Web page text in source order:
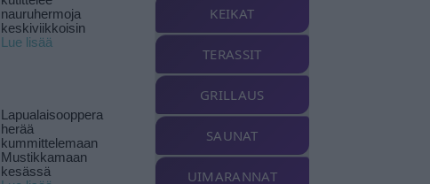
nauruhermoja
keskiviikkoisin
Lue lisää
Lapualaisooppera
herää
kummittelemaan
Mustikkamaan
kesässä
KEIKAT
TERASSIT
GRILLAUS
SAUNAT
UIMARANNAT